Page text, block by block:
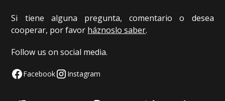
Si tiene alguna pregunta, comentario o desea
cooperar, por favor háznoslo saber.
Follow us on social media.
Facebook Instagram